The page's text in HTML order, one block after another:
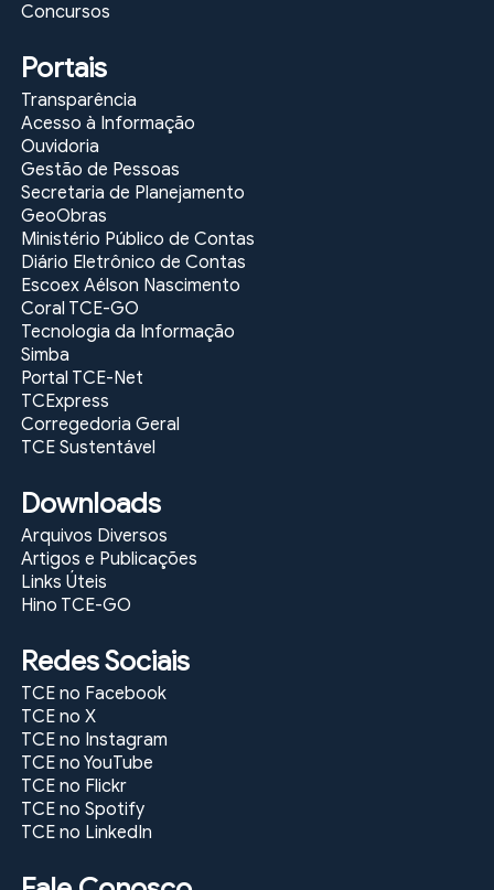
Concursos
Portais
Transparência
Acesso à Informação
Ouvidoria
Gestão de Pessoas
Secretaria de Planejamento
GeoObras
Ministério Público de Contas
Diário Eletrônico de Contas
Escoex Aélson Nascimento
Coral TCE-GO
Tecnologia da Informação
Simba
Portal TCE-Net
TCExpress
Corregedoria Geral
TCE Sustentável
Downloads
Arquivos Diversos
Artigos e Publicações
Links Úteis
Hino TCE-GO
Redes Sociais
TCE no Facebook
TCE no X
TCE no Instagram
TCE no YouTube
TCE no Flickr
TCE no Spotify
TCE no LinkedIn